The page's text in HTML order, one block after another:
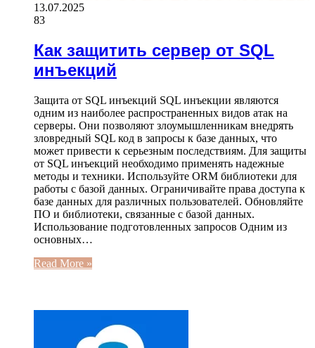
13.07.2025
83
Как защитить сервер от SQL
инъекций
Защита от SQL инъекций SQL инъекции являются
одним из наиболее распространенных видов атак на
серверы. Они позволяют злоумышленникам внедрять
зловредный SQL код в запросы к базе данных, что
может привести к серьезным последствиям. Для защиты
от SQL инъекций необходимо применять надежные
методы и техники. Используйте ORM библиотеки для
работы с базой данных. Ограничивайте права доступа к
базе данных для различных пользователей. Обновляйте
ПО и библиотеки, связанные с базой данных.
Использование подготовленных запросов Одним из
основных…
Read More »